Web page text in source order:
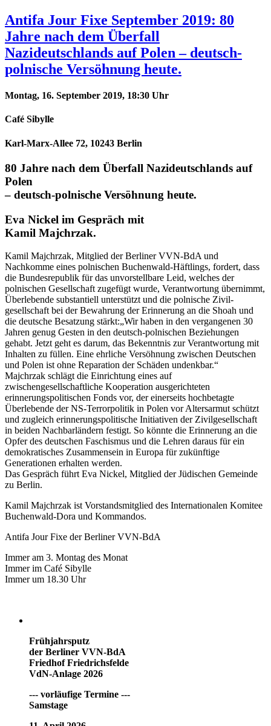
Antifa Jour Fixe September 2019: 80
Jahre nach dem Überfall
Nazideutschlands auf Polen – deutsch-
polnische Versöhnung heute.
Montag, 16. September 2019, 18:30 Uhr
Café Sibylle
Karl-Marx-Allee 72, 10243 Berlin
80 Jahre nach dem Überfall Nazideutschlands auf
Polen
– deutsch-polnische Versöhnung heute.
Eva Nickel im Gespräch mit
Kamil Majchrzak.
Kamil Majchrzak, Mitglied der Berliner VVN-BdA und
Nachkomme eines polnischen Buchenwald-Häftlings, fordert, dass
die Bundesrepublik für das unvorstellbare Leid, welches der
polnischen Gesellschaft zugefügt wurde, Verantwortung übernimmt,
Überlebende substantiell unterstützt und die polnische Zivil-
gesellschaft bei der Bewahrung der Erinnerung an die Shoah und
die deutsche Besatzung stärkt:„Wir haben in den vergangenen 30
Jahren genug Gesten in den deutsch-polnischen Beziehungen
gehabt. Jetzt geht es darum, das Bekenntnis zur Verantwortung mit
Inhalten zu füllen. Eine ehrliche Versöhnung zwischen Deutschen
und Polen ist ohne Reparation der Schäden undenkbar.“
Majchrzak schlägt die Einrichtung eines auf
zwischengesellschaftliche Kooperation ausgerichteten
erinnerungspolitischen Fonds vor, der einerseits hochbetagte
Überlebende der NS-Terrorpolitik in Polen vor Altersarmut schützt
und zugleich erinnerungspolitische Initiativen der Zivilgesellschaft
in beiden Nachbarländern festigt. So könnte die Erinnerung an die
Opfer des deutschen Faschismus und die Lehren daraus für ein
demokratisches Zusammensein in Europa für zukünftige
Generationen erhalten werden.
Das Gespräch führt Eva Nickel, Mitglied der Jüdischen Gemeinde
zu Berlin.
Kamil Majchrzak ist Vorstandsmitglied des Internationalen Komitee
Buchenwald-Dora und Kommandos.
Antifa Jour Fixe der Berliner VVN-BdA
Immer am 3. Montag des Monat
Immer im Café Sibylle
Immer um 18.30 Uhr
Frühjahrsputz
der Berliner VVN-BdA
Friedhof Friedrichsfelde
VdN-Anlage 2026
--- vorläufige Termine ---
Samstage